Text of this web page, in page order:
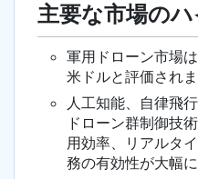
主要な市場の
軍用ドローン市場
米ドルと評価されま
人工知能、自律飛
ドローン群制御技
用効率、リアルタ
務の有効性が大幅